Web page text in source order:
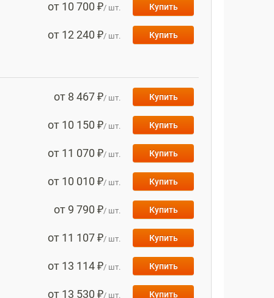
от 10 700 ₽/ шт. Купить
от 12 240 ₽/ шт. Купить
от 8 467 ₽/ шт. Купить
от 10 150 ₽/ шт. Купить
от 11 070 ₽/ шт. Купить
от 10 010 ₽/ шт. Купить
от 9 790 ₽/ шт. Купить
от 11 107 ₽/ шт. Купить
от 13 114 ₽/ шт. Купить
от 13 530 ₽/ шт. Купить